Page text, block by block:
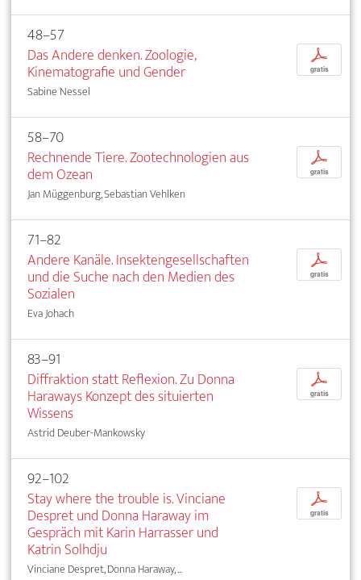
48–57
Das Andere denken. Zoologie,
Kinematografie und Gender
Sabine Nessel
p
gratis
58–70
Rechnende Tiere. Zootechnologien aus
dem Ozean
Jan Müggenburg, Sebastian Vehlken
p
gratis
71–82
Andere Kanäle. Insektengesellschaften
und die Suche nach den Medien des
Sozialen
Eva Johach
p
gratis
83–91
Diffraktion statt Reflexion. Zu Donna
Haraways Konzept des situierten
Wissens
Astrid Deuber-Mankowsky
p
gratis
92–102
Stay where the trouble is. Vinciane
Despret und Donna Haraway im
Gespräch mit Karin Harrasser und
Katrin Solhdju
Vinciane Despret, Donna Haraway, ...
p
gratis